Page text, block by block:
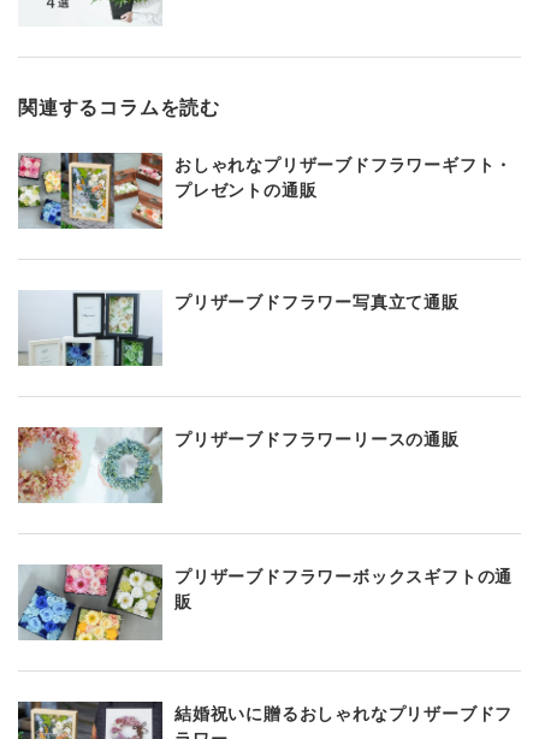
関連するコラムを読む
おしゃれなプリザーブドフラワーギフト・
プレゼントの通販
プリザーブドフラワー写真立て通販
プリザーブドフラワーリースの通販
プリザーブドフラワーボックスギフトの通
販
結婚祝いに贈るおしゃれなプリザーブドフ